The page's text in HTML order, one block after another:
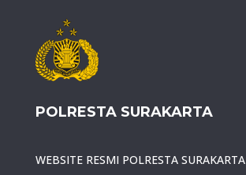
POLRESTA SURAKARTA
WEBSITE RESMI POLRESTA SURAKARTA